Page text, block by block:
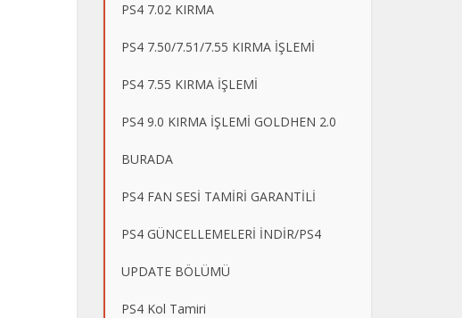
PS4 7.02 KIRMA
PS4 7.50/7.51/7.55 KIRMA İŞLEMİ
PS4 7.55 KIRMA İŞLEMİ
PS4 9.0 KIRMA İŞLEMİ GOLDHEN 2.0
BURADA
PS4 FAN SESİ TAMİRİ GARANTİLİ
PS4 GÜNCELLEMELERİ İNDİR/PS4
UPDATE BÖLÜMÜ
PS4 Kol Tamiri